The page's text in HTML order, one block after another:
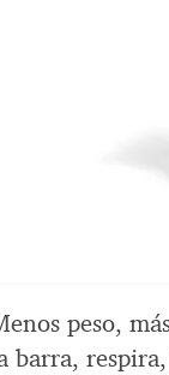
peso,
barra,